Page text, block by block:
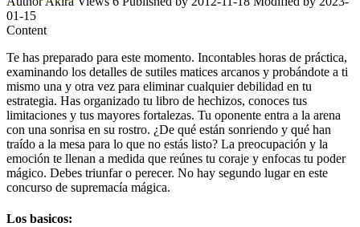
01-15
Content
Te has preparado para este momento. Incontables horas de práctica,
examinando los detalles de sutiles matices arcanos y probándote a ti
mismo una y otra vez para eliminar cualquier debilidad en tu
estrategia. Has organizado tu libro de hechizos, conoces tus
limitaciones y tus mayores fortalezas. Tu oponente entra a la arena
con una sonrisa en su rostro. ¿De qué están sonriendo y qué han
traído a la mesa para lo que no estás listo? La preocupación y la
emoción te llenan a medida que reúnes tu coraje y enfocas tu poder
mágico. Debes triunfar o perecer. No hay segundo lugar en este
concurso de supremacía mágica.
Los basicos: